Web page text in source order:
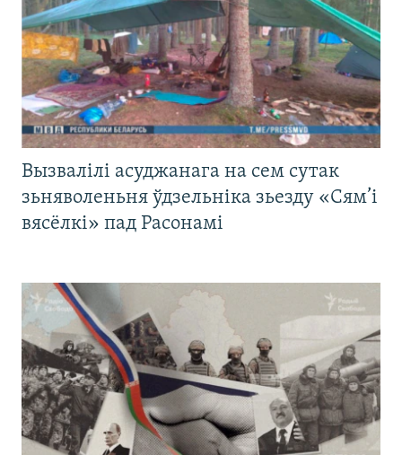
Вызвалілі асуджанага на сем сутак
зьняволеньня ўдзельніка зьезду «Сям’і
вясёлкі» пад Расонамі